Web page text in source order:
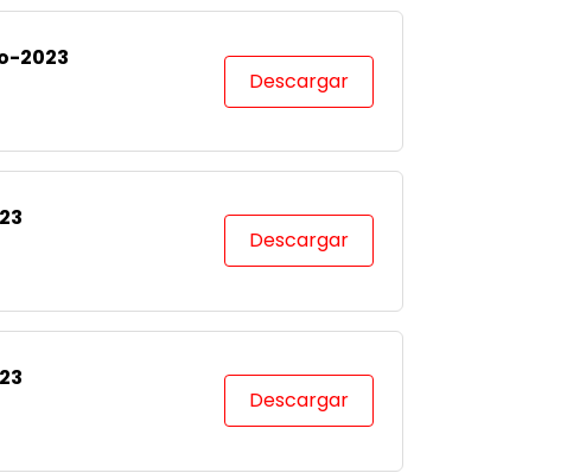
2023
Descargar
Descargar
Descargar